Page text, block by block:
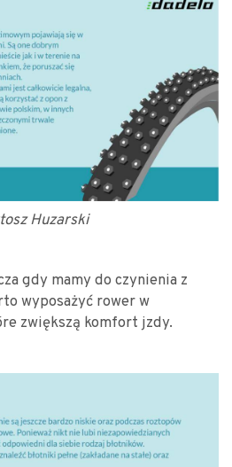
Huzarski
gdy mamy do czynienia z
wyposażyć rower w
zwiększą komfort jzdy.